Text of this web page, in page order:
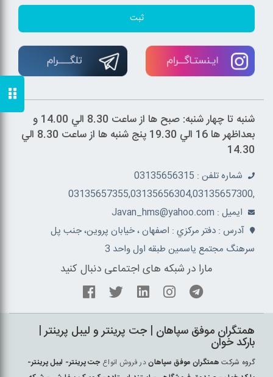
ثبت
شنبه تا چهار شنبه: صبح ها از ساعت 8.30 الي 14.00 و
بعداظهر ها 16 الي 19.30 پنج شنبه ها از ساعت 8.30 الي
14.30
شماره تلفن : 03135656315
,03135657355,03135656304,03135657300
ايميل : Javan_hms@yahoo.com
آدرس : دفتر مرکزي : اصفهان ، خيابان پروين، جنب پل
سرهنگ مجتمع ياسمين طبقه اول واحد 3
مارا در شبکه های اجتماعی دنبال کنید
همتگران موفق سپاهان | جت پرينتر و ليبل پرينتر |
بارکد خوان
گروه شرکت همتگران موفق سپاهاندر فروش انواع جت پرينتر- ليبل پرينتر-